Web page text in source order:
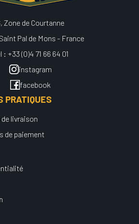
Zone de Courtanne
Pal de Mons - France
: +33 (0)4 71 66 64 01
instagram
facebook
PRATIQUES
de livraison
de paiement